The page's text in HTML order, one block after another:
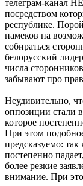
телеграм-канал
посредством
республике.
намеков на
собираться
белорусский
числа
забывают про
Неудивительно,
оппозиции стали
которое
При этом
предсказуемо:
постепенно
более резкие
внимание. При